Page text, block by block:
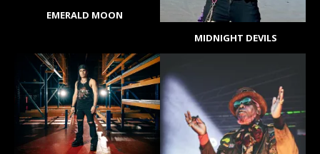
EMERALD MOON
MIDNIGHT DEVILS